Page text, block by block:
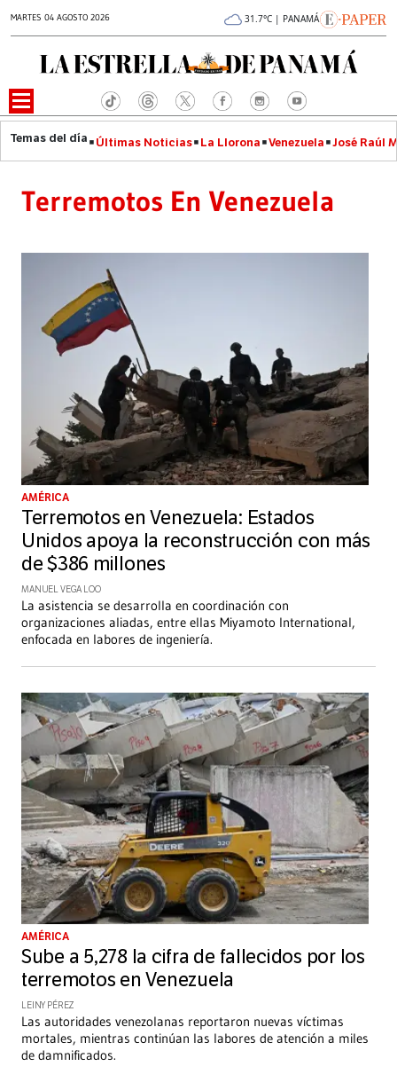
MARTES 04 AGOSTO 2026 31.7°C | PANAMÁ
Últimas Noticias La Llorona Venezuela José Raúl
Terremotos En Venezuela
AMÉRICA
Terremotos en Venezuela: Estados
Unidos apoya la reconstrucción con más
de $386 millones
MANUEL VEGA LOO
La asistencia se desarrolla en coordinación con
organizaciones aliadas, entre ellas Miyamoto International,
enfocada en labores de ingeniería.
AMÉRICA
Sube a 5,278 la cifra de fallecidos por los
terremotos en Venezuela
LEINY PÉREZ
Las autoridades venezolanas reportaron nuevas víctimas
mortales, mientras continúan las labores de atención a miles
de damnificados.